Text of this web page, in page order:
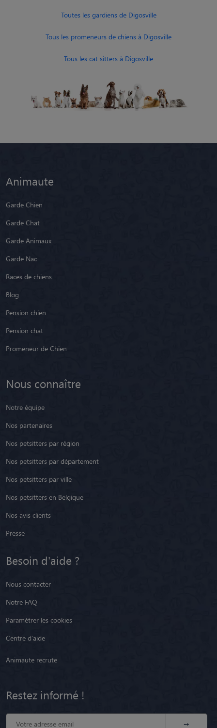
Toutes les gardiens de Digosville
Tous les promeneurs de chiens à Digosville
Tous les cat sitters à Digosville
Animaute
Garde Chien
Garde Chat
Garde Animaux
Garde Nac
Races de chiens
Blog
Pension chien
Pension chat
Promeneur de Chien
Nous connaître
Notre équipe
Nos partenaires
Nos petsitters par région
Nos petsitters par département
Nos petsitters par ville
Nos petsitters en Belgique
Nos avis clients
Presse
Besoin d'aide ?
Nous contacter
Notre FAQ
Paramétrer les cookies
Centre d'aide
Animaute recrute
Restez informé !